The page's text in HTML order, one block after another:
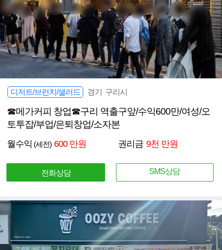
디저트/브런치/샐러드 경기 구리시
☎메가커피 창업☎구리 역출구앞/수익600만/여성/오
토투잡/부업/은퇴창업/소자본
월수익 (세전) 600 만원 권리금 9천 만원
전화상담 SMS상담